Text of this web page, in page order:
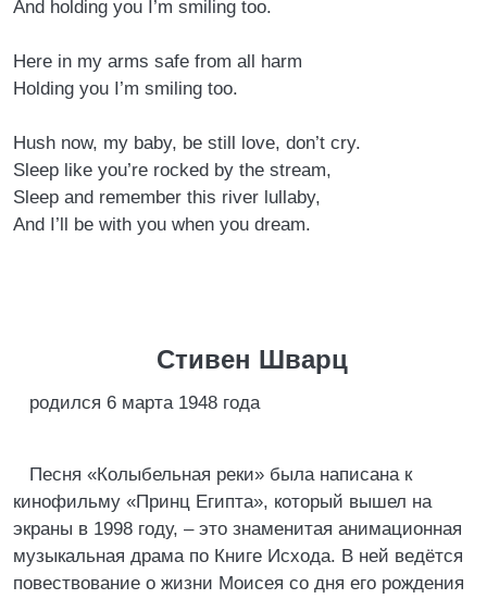
And holding you I’m smiling too.
Here in my arms safe from all harm
Holding you I’m smiling too.
Hush now, my baby, be still love, don’t cry.
Sleep like you’re rocked by the stream,
Sleep and remember this river lullaby,
And I’ll be with you when you dream.
Стивен Шварц
родился 6 марта 1948 года
Песня «Колыбельная реки» была написана к
кинофильму «Принц Египта», который вышел на
экраны в 1998 году, – это знаменитая анимационная
музыкальная драма по Книге Исхода. В ней ведётся
повествование о жизни Моисея со дня его рождения